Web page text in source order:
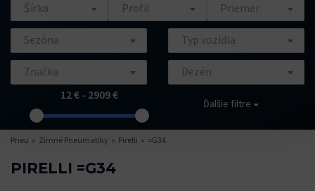
Šírka Profil Priemer
Sezóna Typ vozidla
Značka
Dezén
12 € - 2909 €
Ďalšie filtre
Pneu Zimné Pneumatiky Pirelli =G34
PIRELLI =G34